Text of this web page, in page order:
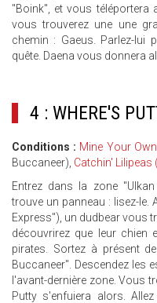
"Boink", et vous téléportera
vous trouverez une une
chemin : Gaeus. Parlez-lui
quête. Daena vous donnera
4 : WHERE'S
Conditions : Mine Your
Buccaneer), Catchin' Lilipeas
Entrez dans la zone
trouve un panneau : lisez-le.
Express"), un dudbear vous
découvrirez que leur chien
pirates. Sortez à présent
Buccaneer". Descendez les
l'avant-dernière zone. Vous
Putty s'enfuiera alors.